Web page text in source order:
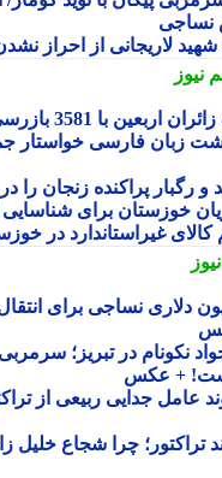
لاریجانی از احراز
بهداشتی در شلمچه
فارسی خواستار جمع
پراکنده زنجان را در
خوزستان برای شناسایی
نساجی برای انتقال
در تبریز؛ سرمربی
+ عکس
جدایی ربیعی از
چرا شجاع خلیل زاده